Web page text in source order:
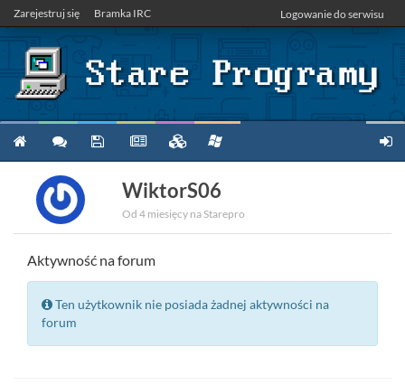
Zarejestruj się Bramka IRC Logowanie do serwisu
WiktorS06
Od 4 miesięcy na Starepro
Aktywność na forum
Ten użytkownik nie posiada żadnej aktywności na
forum